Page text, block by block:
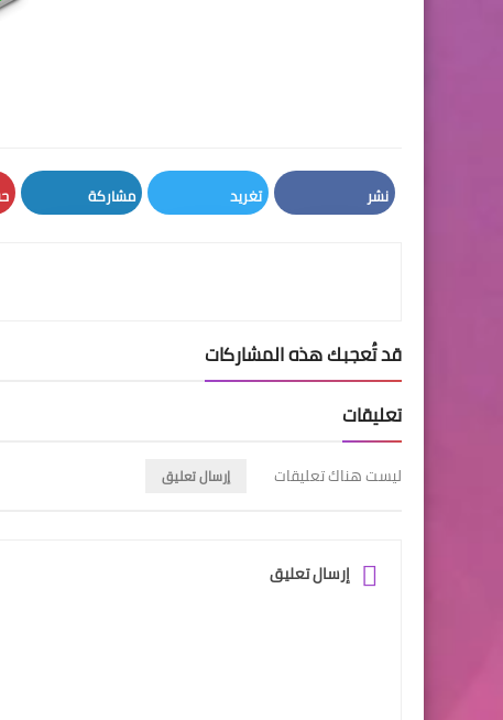
نشر تغريد مشاركة
قد تُعجبك هذه المشاركات
تعليقات
ليست هناك تعليقات إرسال تعليق
إرسال تعليق